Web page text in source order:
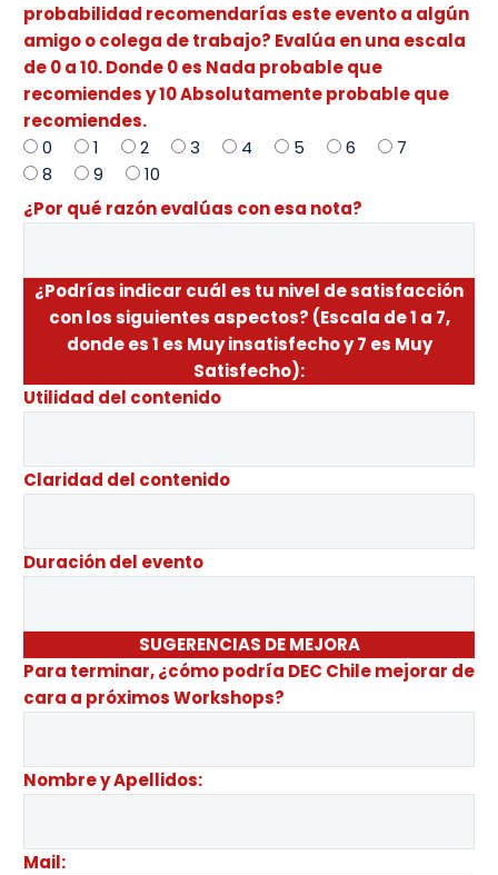
probabilidad recomendarías este evento a algún
amigo o colega de trabajo? Evalúa en una escala
de 0 a 10. Donde 0 es Nada probable que
recomiendes y 10 Absolutamente probable que
recomiendes.
0
1 2 3 4 5 6
7
8
9
10
¿Por qué razón evalúas con esa nota?
¿Podrías indicar cuál es tu nivel de satisfacción
con los siguientes aspectos? (Escala de 1 a 7,
donde es 1 es Muy insatisfecho y 7 es Muy
Satisfecho):
Utilidad del contenido
Claridad del contenido
Duración del evento
SUGERENCIAS DE MEJORA
Para terminar, ¿cómo podría DEC Chile mejorar de
cara a próximos Workshops?
Nombre y Apellidos:
Mail: